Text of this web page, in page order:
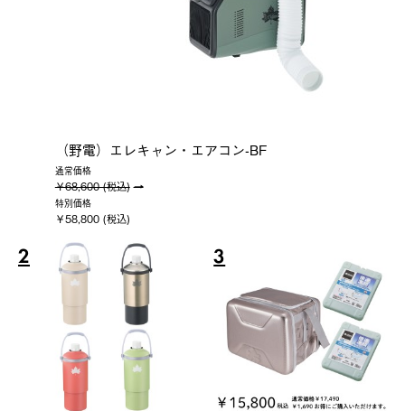
（野電）エレキャン・エアコン-BF
通常価格
￥68,600 (税込)
特別価格
￥58,800 (税込)
2 3